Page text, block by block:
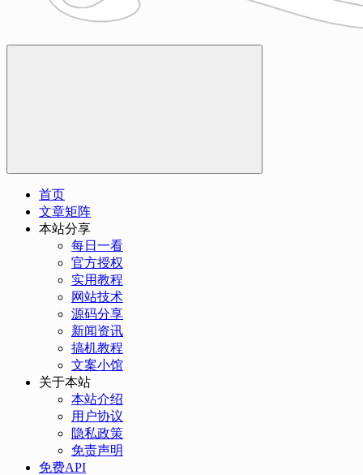
首页
文章矩阵
本站分享
每日一看
官方授权
实用教程
网站技术
源码分享
新闻资讯
搞机教程
文案小馆
关于本站
本站介绍
用户协议
隐私政策
免责声明
免费API